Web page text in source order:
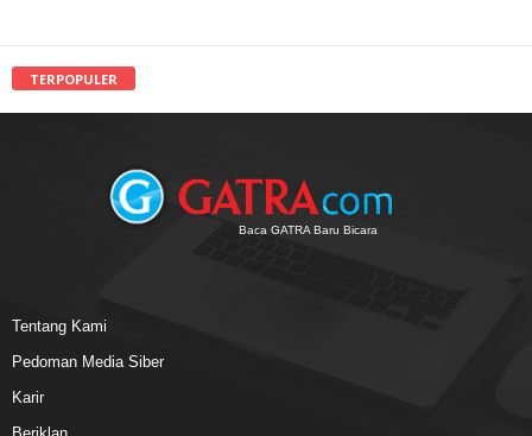
TERPOPULER
Baca GATRA Baru Bicara
Tentang Kami
Pedoman Media Siber
Karir